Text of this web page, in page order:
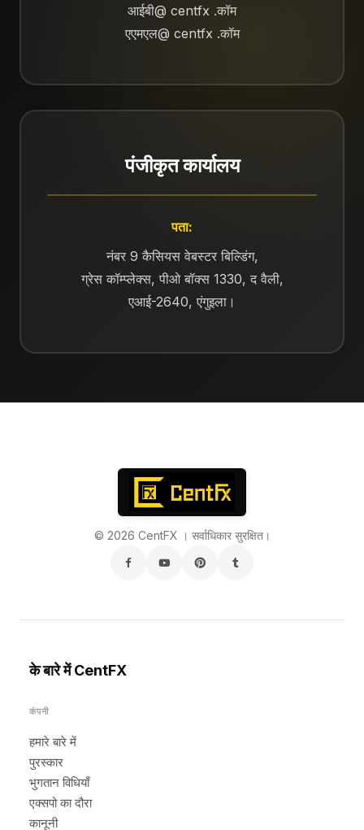
आईबी@ centfx .कॉम
एएमएल@ centfx .कॉम
पंजीकृत कार्यालय
पता:
नंबर 9 कैसियस वेबस्टर बिल्डिंग,
ग्रेस कॉम्प्लेक्स, पीओ बॉक्स 1330, द वैली,
एआई-2640, एंगुइला।
© 2026 CentFX । सर्वाधिकार सुरक्षित।
के बारे में CentFX
कंपनी
हमारे बारे में
पुरस्कार
भुगतान विधियाँ
एक्सपो का दौरा
कानूनी